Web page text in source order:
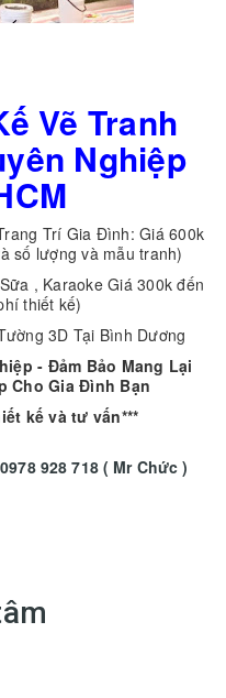
Vẽ Tranh
Nghiệp
Trí Gia Đình: Giá 600k
số lượng và mẫu tranh)
, Karaoke Giá 300k đến
thiết kế)
3D Tại Bình Dương
- Đảm Bảo Mang Lại
Cho Gia Đình Bạn
kế và tư vấn***
928 718 ( Mr Chức )